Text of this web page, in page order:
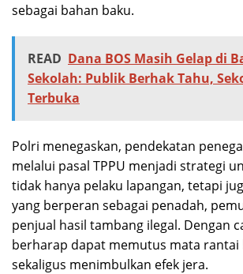
sebagai bahan baku.
READ Dana BOS Masih Gelap di
Sekolah: Publik Berhak Tahu,
Terbuka
Polri menegaskan, pendekatan
melalui pasal TPPU menjadi strategi
tidak hanya pelaku lapangan, tetapi
yang berperan sebagai penadah,
penjual hasil tambang ilegal. Dengan
berharap dapat memutus mata rantai
sekaligus menimbulkan efek jera.